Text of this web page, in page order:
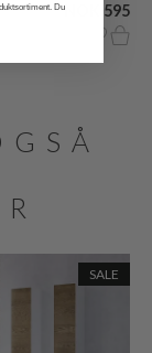
NOK 595
SALE
Du